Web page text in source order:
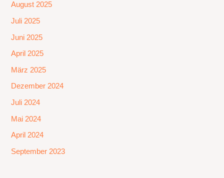
August 2025
Juli 2025
Juni 2025
April 2025
März 2025
Dezember 2024
Juli 2024
Mai 2024
April 2024
September 2023